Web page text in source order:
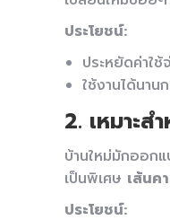
ประโยชน์:
ประหยัดค่าใช้
ใช้งานได้นา
2. เหมาะ
บ้านใหม่มักออก
เป็นพิเศษ เส้นค
ประโยชน์: